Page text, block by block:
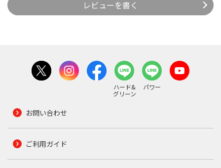
レビューを書く
ハード&
グリーン
パワー
お問い合わせ
ご利用ガイド